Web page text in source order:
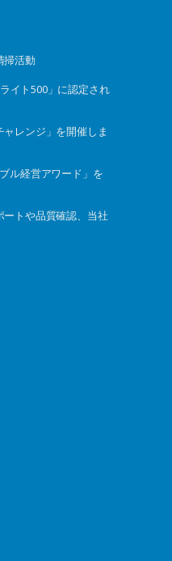
活動
イト500」に認定され
レンジ」を開催しま
ル経営アワード」を
トや品質確認、当社